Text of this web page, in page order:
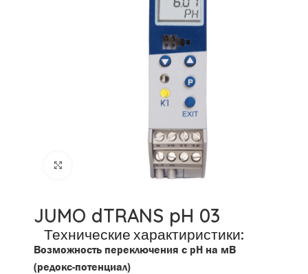
JUMO dTRANS pH 03
Технические характиристики:
Возможность переключения с рН на мВ
(редокс-потенциал)